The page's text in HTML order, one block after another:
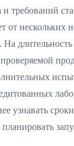
требований
от нескольких
На
узнавать